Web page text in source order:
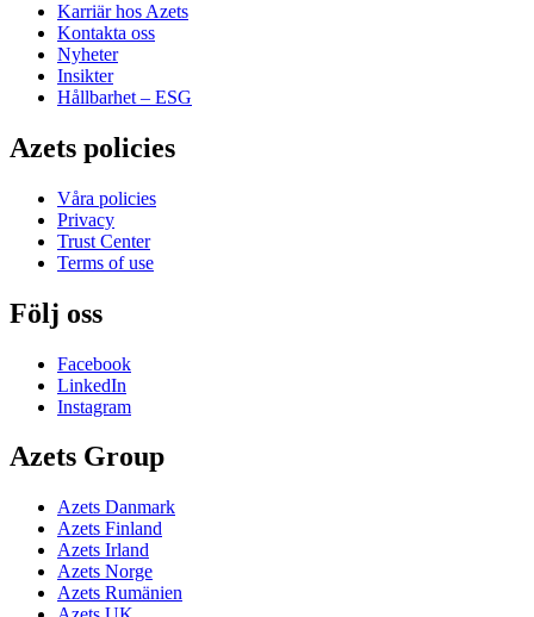
Karriär hos Azets
Kontakta oss
Nyheter
Insikter
Hållbarhet – ESG
Azets policies
Våra policies
Privacy
Trust Center
Terms of use
Följ oss
Facebook
LinkedIn
Instagram
Azets Group
Azets Danmark
Azets Finland
Azets Irland
Azets Norge
Azets Rumänien